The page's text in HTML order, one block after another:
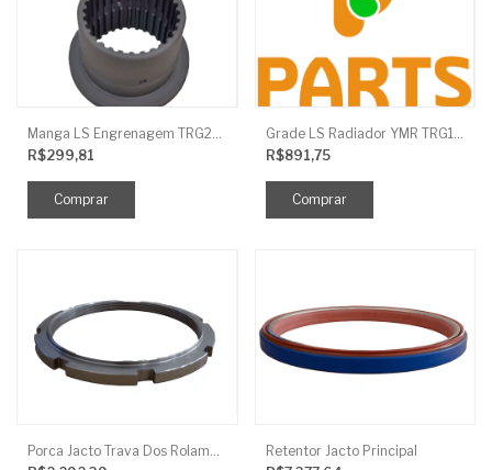
R$299,81
R$891,75
Retentor Jacto Principal